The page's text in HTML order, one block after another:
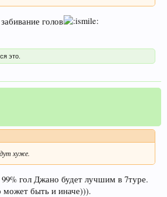
голов
это.
хуже.
гол Джано будет лучшим в 7туре.
может быть и иначе))).